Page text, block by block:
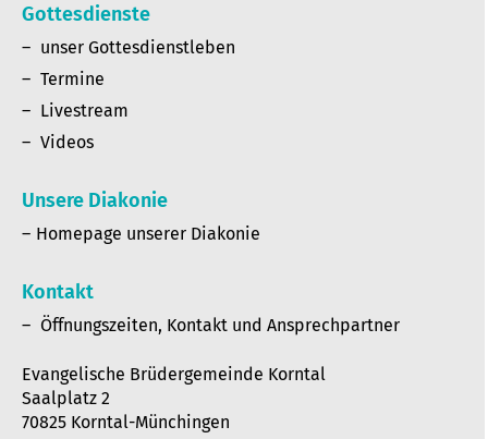
Gottesdienste
unser Gottesdienstleben
Termine
Livestream
Videos
Unsere Diakonie
Homepage unserer Diakonie
Kontakt
Öffnungszeiten, Kontakt und Ansprechpartner
Evangelische Brüdergemeinde Korntal
Saalplatz 2
70825 Korntal-Münchingen